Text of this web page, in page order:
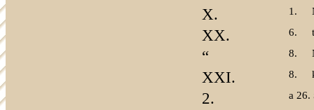
X. 1.
XX. 6.
“ 8.
XXI. 8.
2. a 26.